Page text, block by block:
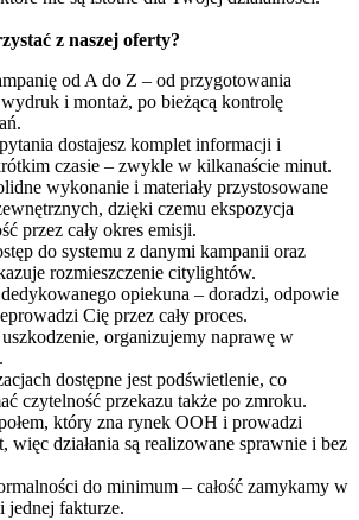
z naszej oferty?
od A do Z – od przygotowania
i montaż, po bieżącą kontrolę
dostajesz komplet informacji i
czasie – zwykle w kilkanaście minut.
wykonanie i materiały przystosowane
dzięki czemu ekspozycja
przez cały okres emisji.
do systemu z danymi kampanii oraz
rozmieszczenie citylightów.
opiekuna – doradzi, odpowie
Cię przez cały proces.
organizujemy naprawę w
dostępne jest podświetlenie, co
czytelność przekazu także po zmroku.
który zna rynek OOH i prowadzi
więc działania są realizowane sprawnie i bez
do minimum – całość zamykamy w
jednej fakturze.